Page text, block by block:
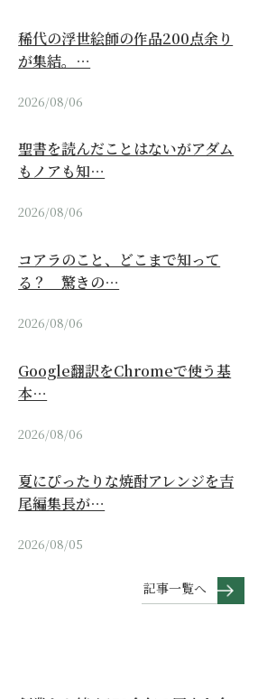
稀代の浮世絵師の作品200点余り
が集結。…
2026/08/06
聖書を読んだことはないがアダム
もノアも知…
2026/08/06
コアラのこと、どこまで知って
る？ 驚きの…
2026/08/06
Google翻訳をChromeで使う基
本…
2026/08/06
夏にぴったりな焼酎アレンジを吉
尾編集長が…
2026/08/05
記事一覧へ